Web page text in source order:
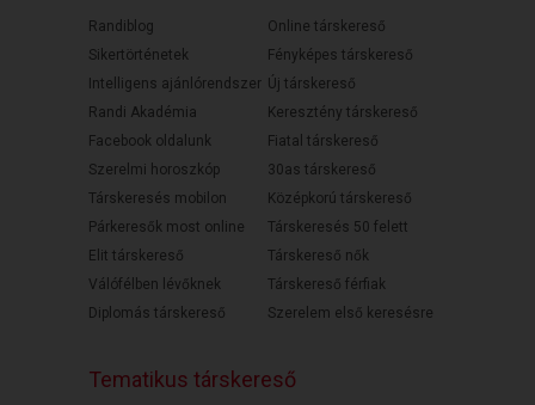
Randiblog
Sikertörténetek
Intelligens ajánlórendszer
Randi Akadémia
Facebook oldalunk
Szerelmi horoszkóp
Társkeresés mobilon
Párkeresők most online
Elit társkereső
Válófélben lévőknek
Diplomás társkereső
Online társkereső
Fényképes társkereső
Új társkereső
Keresztény társkereső
Fiatal társkereső
30as társkereső
Középkorú társkereső
Társkeresés 50 felett
Társkereső nők
Társkereső férfiak
Szerelem első keresésre
Tematikus társkereső